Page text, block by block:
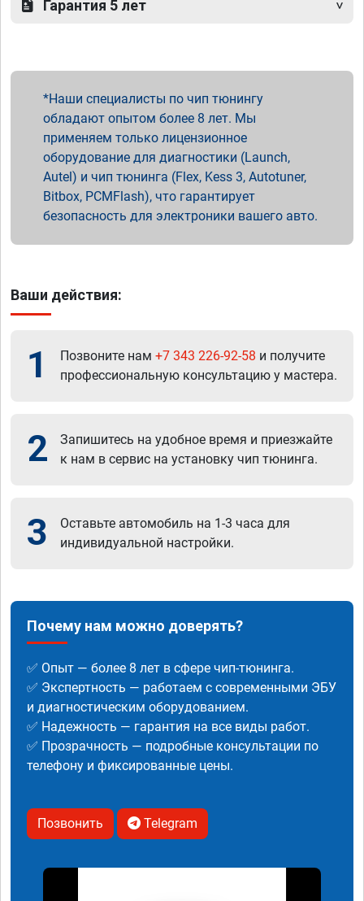
Гарантия 5 лет
Наши специалисты по чип тюнингу
обладают опытом более 8 лет. Мы
применяем только лицензионное
оборудование для диагностики (Launch,
Autel) и чип тюнинга (Flex, Kess 3, Autotuner,
Bitbox, PCMFlash), что гарантирует
безопасность для электроники вашего авто.
Ваши действия:
1 Позвоните нам +7 343 226-92-58 и получите
профессиональную консультацию у мастера.
2
Запишитесь на удобное время и приезжайте
к нам в сервис на установку чип тюнинга.
3
Оставьте автомобиль на 1-3 часа для
индивидуальной настройки.
Почему нам можно доверять?
✅ Опыт — более 8 лет в сфере чип-тюнинга.
✅ Экспертность — работаем с современными ЭБУ
и диагностическим оборудованием.
✅ Надежность — гарантия на все виды работ.
✅ Прозрачность — подробные консультации по
телефону и фиксированные цены.
Позвонить Telegram